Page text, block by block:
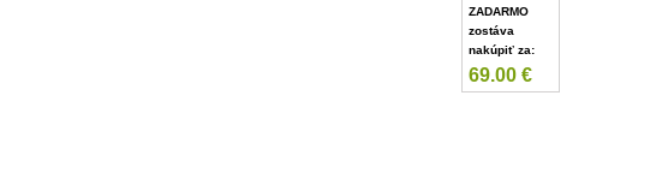
ZADARMO
zostáva
nakúpiť za:
69.00 €